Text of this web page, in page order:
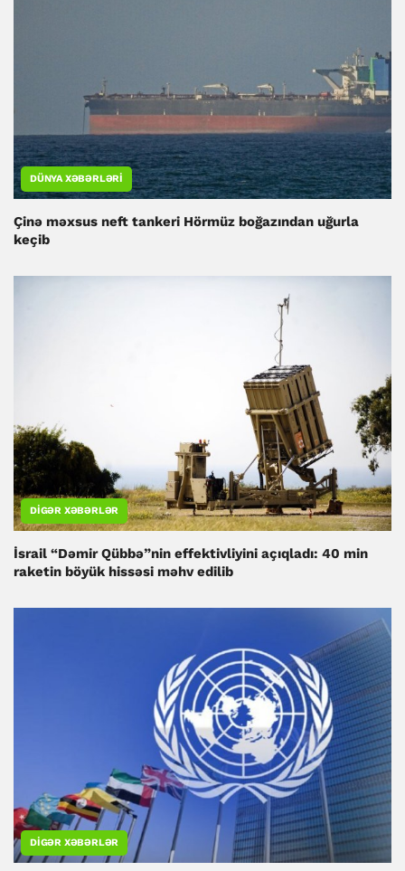
DÜNYA XƏBƏRLƏRI
Çinə məxsus neft tankeri Hörmüz boğazından uğurla
keçib
DIGƏR XƏBƏRLƏR
İsrail “Dəmir Qübbə”nin effektivliyini açıqladı: 40 min
raketin böyük hissəsi məhv edilib
DIGƏR XƏBƏRLƏR